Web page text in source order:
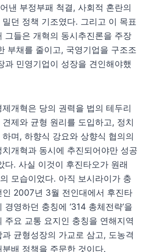
낸 부정부패 척결, 사회적 혼란의
던 정책 기조였다. 그리고 이 목표
그들은 개혁의 동시추진론을 주장
부채를 줄이고, 국영기업을 구조조
과 민영기업이 성장을 견인해야했
개혁은 당의 권력을 법의 테두리
제와 균형 원리를 도입하고, 정치
며, 하향식 강요와 상향식 협의의
개혁과 동시에 추진되어야만 성공
다. 사실 이것이 후진타오가 원래
모습이었다. 아직 보시라이가 충
인 2007년 3월 전인대에서 후진타
경영하던 충칭에 ‘314 총체전략’을
주요 교통 요지인 충칭을 연해지역
균형성장의 가교로 삼고, 도농격
배 정책을 주문한 것이다.